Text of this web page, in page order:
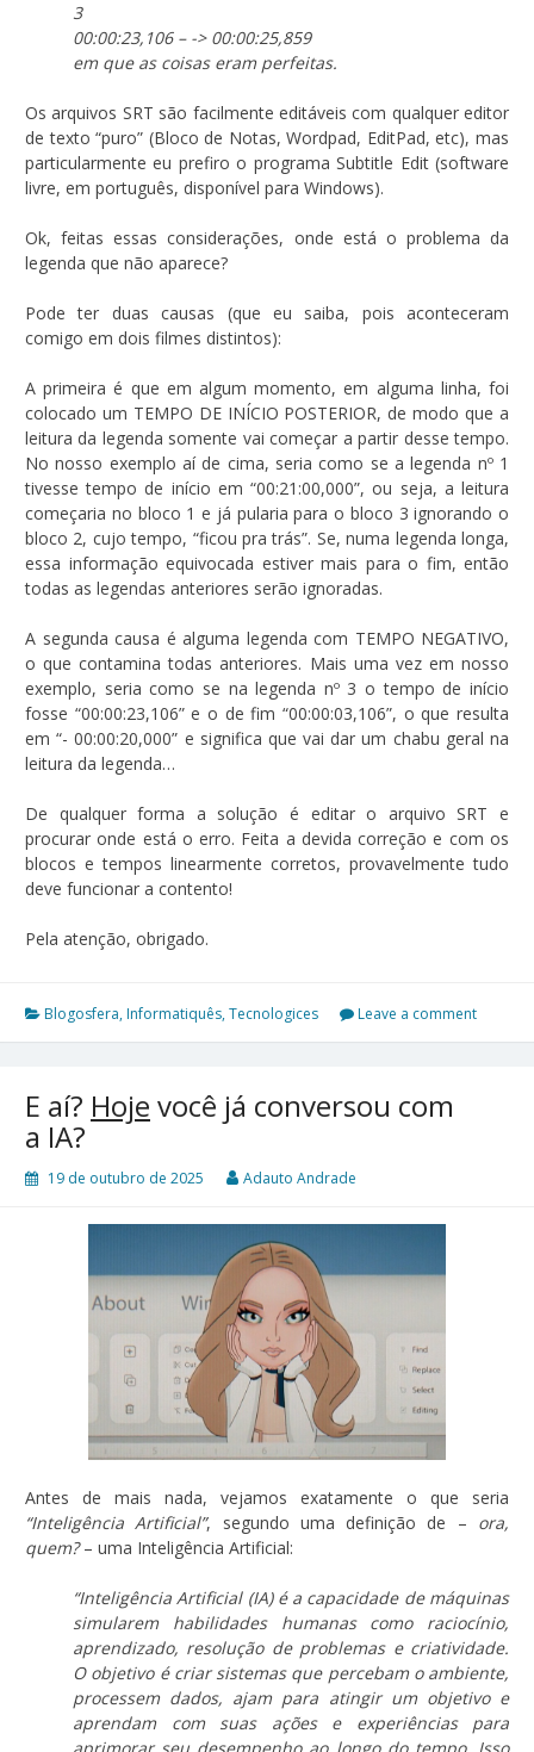
3
00:00:23,106 – -> 00:00:25,859
em que as coisas eram perfeitas.
Os arquivos SRT são facilmente editáveis com qualquer editor
de texto “puro” (Bloco de Notas, Wordpad, EditPad, etc), mas
particularmente eu prefiro o programa Subtitle Edit (software
livre, em português, disponível para Windows).
Ok, feitas essas considerações, onde está o problema da
legenda que não aparece?
Pode ter duas causas (que eu saiba, pois aconteceram
comigo em dois filmes distintos):
A primeira é que em algum momento, em alguma linha, foi
colocado um TEMPO DE INÍCIO POSTERIOR, de modo que a
leitura da legenda somente vai começar a partir desse tempo.
No nosso exemplo aí de cima, seria como se a legenda nº 1
tivesse tempo de início em “00:21:00,000”, ou seja, a leitura
começaria no bloco 1 e já pularia para o bloco 3 ignorando o
bloco 2, cujo tempo, “ficou pra trás”. Se, numa legenda longa,
essa informação equivocada estiver mais para o fim, então
todas as legendas anteriores serão ignoradas.
A segunda causa é alguma legenda com TEMPO NEGATIVO,
o que contamina todas anteriores. Mais uma vez em nosso
exemplo, seria como se na legenda nº 3 o tempo de início
fosse “00:00:23,106” e o de fim “00:00:03,106”, o que resulta
em “- 00:00:20,000” e significa que vai dar um chabu geral na
leitura da legenda…
De qualquer forma a solução é editar o arquivo SRT e
procurar onde está o erro. Feita a devida correção e com os
blocos e tempos linearmente corretos, provavelmente tudo
deve funcionar a contento!
Pela atenção, obrigado.
Blogosfera, Informatiquês,Tecnologices Leave a comment
E aí? Hoje você já conversou com
a IA?
19 de outubro de 2025 Adauto Andrade
Antes de mais nada, vejamos exatamente o que seria
“Inteligência Artificial”, segundo uma definição de – ora,
quem?– uma Inteligência Artificial:
“Inteligência Artificial (IA) é a capacidade de máquinas
simularem habilidades humanas como raciocínio,
aprendizado, resolução de problemas e criatividade.
O objetivo é criar sistemas que percebam o ambiente,
processem dados, ajam para atingir um objetivo e
aprendam com suas ações e experiências para